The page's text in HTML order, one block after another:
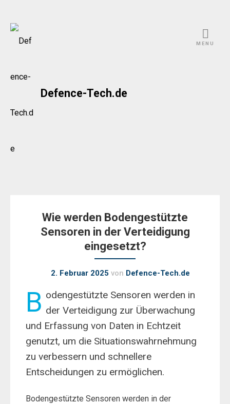
Skip
Defence-Tech.de
MENU
Wie werden Bodengestützte
Sensoren in der Verteidigung
eingesetzt?
2. Februar 2025 von Defence-Tech.de
B odengestützte Sensoren werden in
der Verteidigung zur Überwachung
und Erfassung von Daten in Echtzeit
genutzt, um die Situationswahrnehmung
zu verbessern und schnellere
Entscheidungen zu ermöglichen.
Bodengestützte Sensoren werden in der